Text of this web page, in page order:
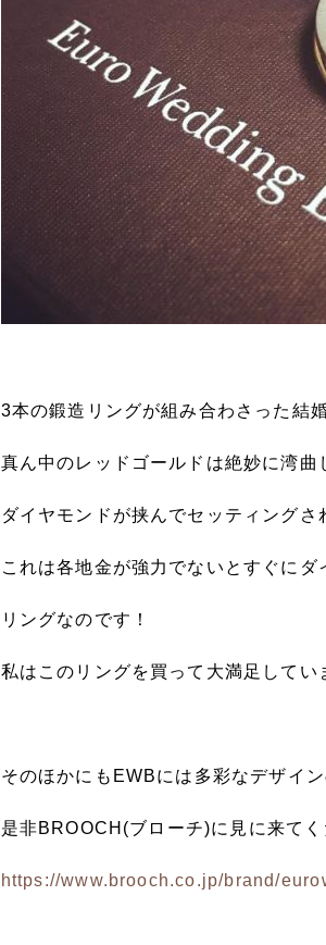
3本の鍛造リングが組み合わさった結
真ん中のレッドゴールドは絶妙に湾
ダイヤモンドが挟んでセッティングさ
これは各地金が強力でないとすぐに
リングなのです！
私はこのリングを買って大満足してい
そのほかにもEWBには多彩なデザイ
是非BROOCH(ブローチ)に見に来てく
https://www.brooch.co.jp/brand/